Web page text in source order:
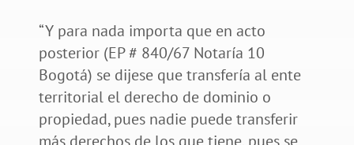
“Y para nada importa que en acto
posterior (EP # 840/67 Notaría 10
Bogotá) se dijese que transfería al ente
territorial el derecho de dominio o
propiedad, pues nadie puede transferir